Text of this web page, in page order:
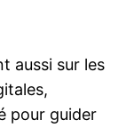
aussi sur les
pour guider